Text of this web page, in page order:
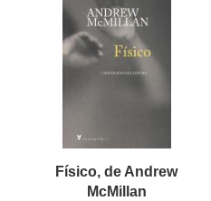
Físico, de Andrew
McMillan